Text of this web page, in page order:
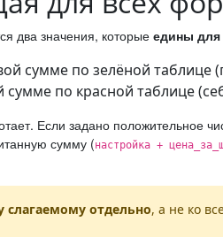
два значения, которые едины
сумме по зелёной таблице
по красной таблице
Если задано положительное
сумму (настройка +
слагаемому отдельно, а не ко